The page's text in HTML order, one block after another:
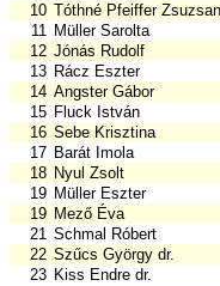
10 Tóthné Pfeiffer
11 Müller Sarolta
12 Jónás Rudolf
13 Rácz Eszter
14 Angster Gábor
15 Fluck István
16 Sebe Krisztina
17 Barát Imola
18 Nyul Zsolt
19 Müller Eszter
19 Mező Éva
21 Schmal Róbert
22 Szűcs György dr.
23 Kiss Endre dr.